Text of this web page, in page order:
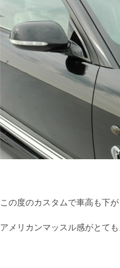
この度のカスタムで車高も下
アメリカンマッスル感がとて